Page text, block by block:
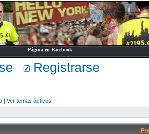
Página en Facebook
Registrarse
| Ver temas activos